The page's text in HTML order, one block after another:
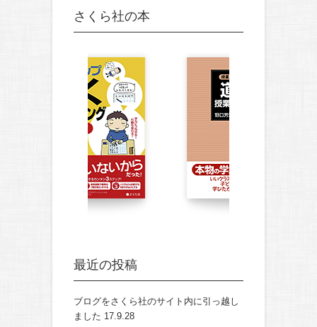
さくら社の本
最近の投稿
ブログをさくら社のサイト内に引っ越し
ました 17.9.28